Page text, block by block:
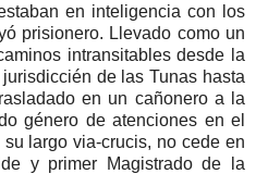
en inteligencia con los
prisionero. Llevado como un
intransitables desde la
de las Tunas hasta
en un cañonero a la
género de atenciones en el
largo via-crucis, no cede en
y primer Magistrado de la